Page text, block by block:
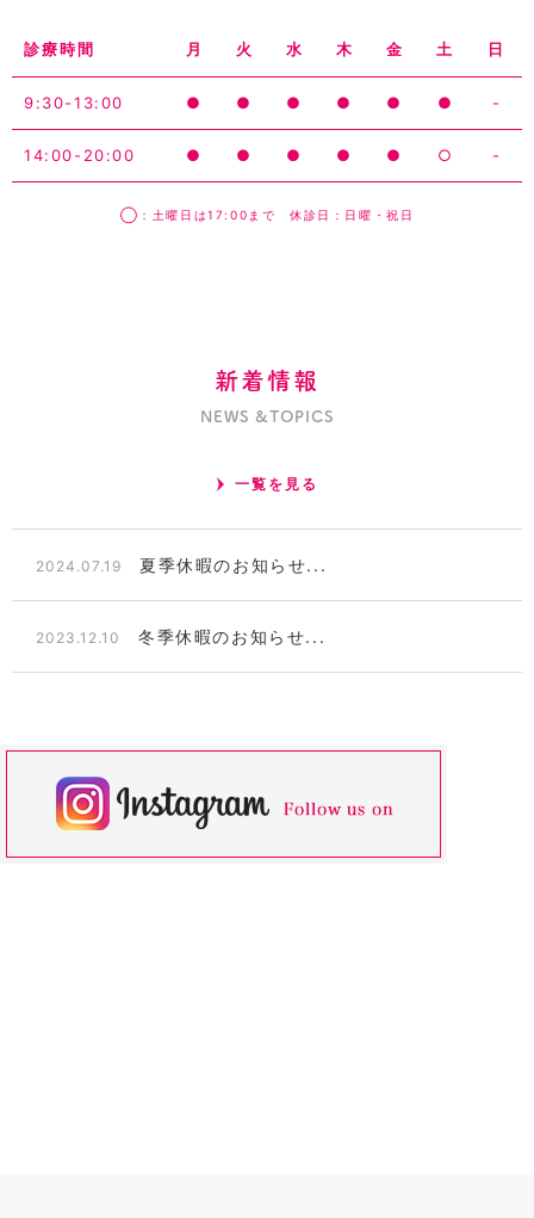
診療時間 月 火 水 木 金 土 日
9:30-13:00 ● ● ● ● ● ● -
14:00-20:00 ● ● ● ● ● ○ -
◯：土曜日は17:00まで 休診日：日曜・祝日
新着情報
NEWS &TOPICS
一覧を見る
2024.07.19 夏季休暇のお知らせ...
2023.12.10 冬季休暇のお知らせ...